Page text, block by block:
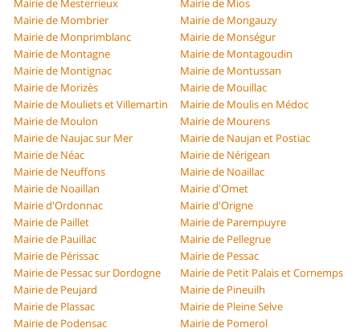
Mairie de Mesterrieux
Mairie de Mios
Mairie de Mombrier
Mairie de Mongauzy
Mairie de Monprimblanc
Mairie de Monségur
Mairie de Montagne
Mairie de Montagoudin
Mairie de Montignac
Mairie de Montussan
Mairie de Morizès
Mairie de Mouillac
Mairie de Mouliets et Villemartin
Mairie de Moulis en Médoc
Mairie de Moulon
Mairie de Mourens
Mairie de Naujac sur Mer
Mairie de Naujan et Postiac
Mairie de Néac
Mairie de Nérigean
Mairie de Neuffons
Mairie de Noaillac
Mairie de Noaillan
Mairie d'Omet
Mairie d'Ordonnac
Mairie d'Origne
Mairie de Paillet
Mairie de Parempuyre
Mairie de Pauillac
Mairie de Pellegrue
Mairie de Périssac
Mairie de Pessac
Mairie de Pessac sur Dordogne
Mairie de Petit Palais et Cornemps
Mairie de Peujard
Mairie de Pineuilh
Mairie de Plassac
Mairie de Pleine Selve
Mairie de Podensac
Mairie de Pomerol